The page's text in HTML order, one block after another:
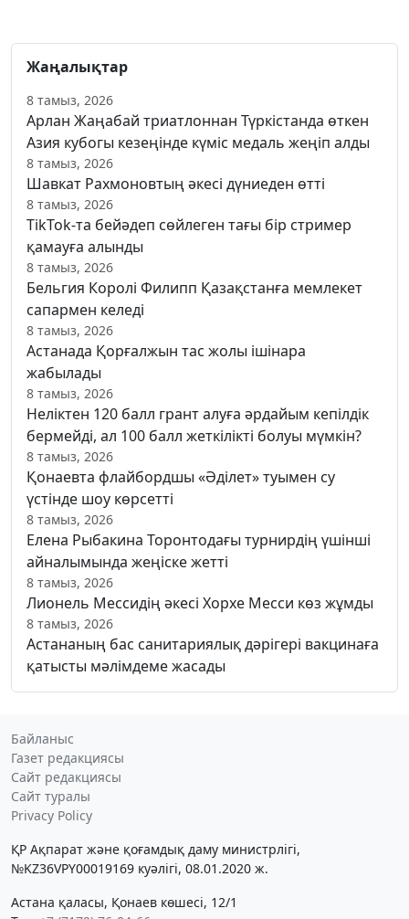
Жаңалықтар
8 тамыз, 2026
Арлан Жаңабай триатлоннан Түркістанда өткен
Азия кубогы кезеңінде күміс медаль жеңіп алды
8 тамыз, 2026
Шавкат Рахмоновтың әкесі дүниеден өтті
8 тамыз, 2026
TikTok-та бейәдеп сөйлеген тағы бір стример
қамауға алынды
8 тамыз, 2026
Бельгия Королі Филипп Қазақстанға мемлекет
сапармен келеді
8 тамыз, 2026
Астанада Қорғалжын тас жолы ішінара
жабылады
8 тамыз, 2026
Неліктен 120 балл грант алуға әрдайым кепілдік
бермейді, ал 100 балл жеткілікті болуы мүмкін?
8 тамыз, 2026
Қонаевта флайбордшы «Әділет» туымен су
үстінде шоу көрсетті
8 тамыз, 2026
Елена Рыбакина Торонтодағы турнирдің үшінші
айналымында жеңіске жетті
8 тамыз, 2026
Лионель Мессидің әкесі Хорхе Месси көз жұмды
8 тамыз, 2026
Астананың бас санитариялық дәрігері вакцинаға
қатысты мәлімдеме жасады
Байланыс
Газет редакциясы
Сайт редакциясы
Сайт туралы
Privacy Policy
ҚР Ақпарат және қоғамдық даму министрлігі,
№KZ36VPY00019169 куәлігі, 08.01.2020 ж.
Астана қаласы, Қонаев көшесі, 12/1